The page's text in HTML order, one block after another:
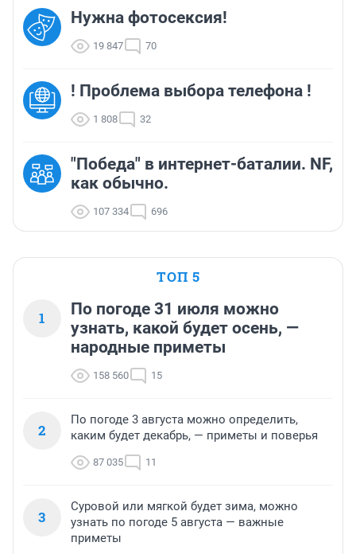
Нужна фотосексия!
19 847 70
! Проблема выбора телефона !
1 808 32
"Победа" в интернет-баталии. NF,
как обычно.
107 334 696
ТОП 5
1
По погоде 31 июля можно
узнать, какой будет осень, —
народные приметы
158 560 15
2
По погоде 3 августа можно определить,
каким будет декабрь, — приметы и поверья
87 035 11
3
Суровой или мягкой будет зима, можно
узнать по погоде 5 августа — важные
приметы